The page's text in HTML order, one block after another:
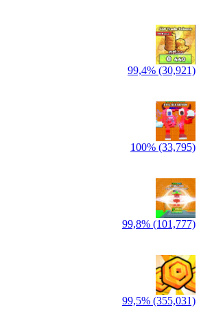
99,4% (30,921)
100% (33,795)
99,8% (101,777)
99,5% (355,031)